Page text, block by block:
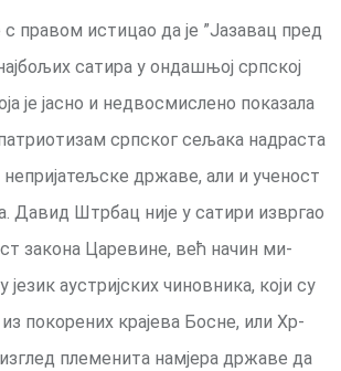
с пра­вом ис­ти­цао да је ”Ја­за­вац пред
са­ти­ра у он­да­шњој срп­ској
је ја­сно и не­дво­сми­сле­но по­ка­за­ла
срп­ског се­ља­ка над­ра­ста
др­жа­ве, али и уче­ност
Да­вид Штр­бац ни­је у са­ти­ри из­вр­гао
за­ко­на Ца­ре­ви­не, већ на­чин ми­
аустриј­ских чи­нов­ни­ка, ко­ји су
по­ко­ре­них кра­је­ва Бо­сне, или Хр­
пле­ме­ни­та на­мје­ра др­жа­ве да